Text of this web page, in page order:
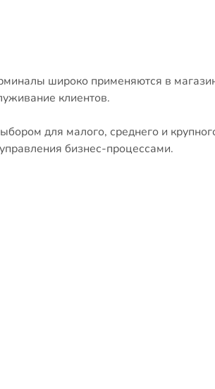
широко применяются в
клиентов.
для малого, среднего и
бизнес-процессами.